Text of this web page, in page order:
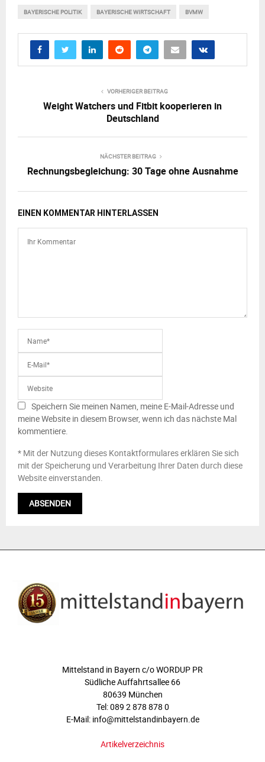
BAYERISCHE POLITIK BAYERISCHE WIRTSCHAFT BVMW
VORHERIGER BEITRAG
Weight Watchers und Fitbit kooperieren in
Deutschland
NÄCHSTER BEITRAG
Rechnungsbegleichung: 30 Tage ohne Ausnahme
EINEN KOMMENTAR HINTERLASSEN
Speichern Sie meinen Namen, meine E-Mail-Adresse und
meine Website in diesem Browser, wenn ich das nächste Mal
kommentiere.
* Mit der Nutzung dieses Kontaktformulares erklären Sie sich
mit der Speicherung und Verarbeitung Ihrer Daten durch diese
Website einverstanden.
Mittelstand in Bayern c/o WORDUP PR
Südliche Auffahrtsallee 66
80639 München
Tel: 089 2 878 878 0
E-Mail: info@mittelstandinbayern.de
Artikelverzeichnis